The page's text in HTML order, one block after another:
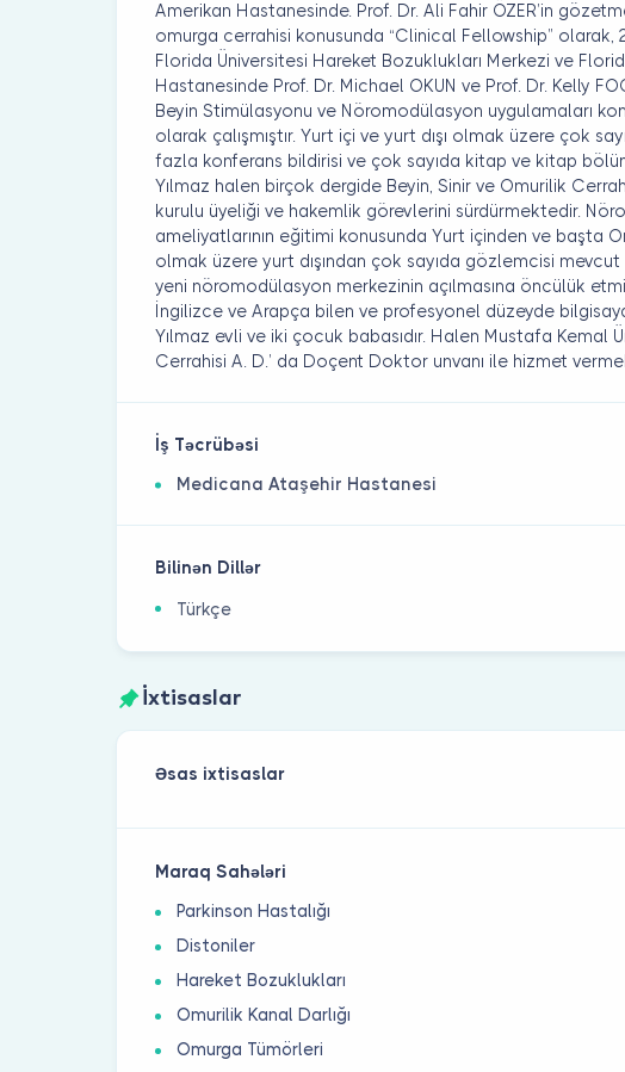
Amerikan Hastanesinde. Prof. Dr. Ali Fahir ÖZER’in
omurga cerrahisi konusunda “Clinical Fellowship” olarak,
Florida Üniversitesi Hareket Bozuklukları Merkezi ve
Hastanesinde Prof. Dr. Michael OKUN ve Prof. Dr. Kelly
Beyin Stimülasyonu ve Nöromodülasyon uygulamaları
olarak çalışmıştır. Yurt içi ve yurt dışı olmak üzere çok
fazla konferans bildirisi ve çok sayıda kitap ve kitap
Yılmaz halen birçok dergide Beyin, Sinir ve Omurilik
kurulu üyeliği ve hakemlik görevlerini sürdürmektedir.
ameliyatlarının eğitimi konusunda Yurt içinden ve başta
olmak üzere yurt dışından çok sayıda gözlemcisi
yeni nöromodülasyon merkezinin açılmasına öncülük
İngilizce ve Arapça bilen ve profesyonel düzeyde
Yılmaz evli ve iki çocuk babasıdır. Halen Mustafa Kemal
Cerrahisi A. D.’ da Doçent Doktor unvanı ile hizmet
İş Təcrübəsi
Medicana Ataşehir Hastanesi
Bilinən Dillər
Türkçe
İxtisaslar
Əsas ixtisaslar
Maraq Sahələri
Parkinson Hastalığı
Distoniler
Hareket Bozuklukları
Omurilik Kanal Darlığı
Omurga Tümörleri